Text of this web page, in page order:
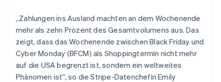
„Zahlungen ins Ausland machten an dem Wochenende
mehr als zehn Prozent des Gesamtvolumens aus. Das
zeigt, dass das Wochenende zwischen Black Friday und
Cyber Monday (BFCM) als Shoppingtermin nicht mehr
auf die USA begrenzt ist, sondern ein weltweites
Phänomen ist“, so die Stripe-Datenchefin Emily